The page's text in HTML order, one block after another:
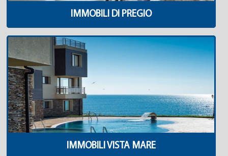
IMMOBILI DI PREGIO
IMMOBILI VISTA MARE